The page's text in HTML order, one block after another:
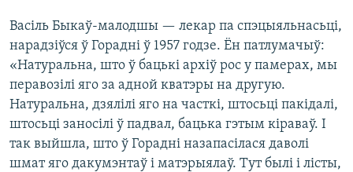
Васіль Быкаў-малодшы — лекар па спэцыяльнасьці,
нарадзіўся ў Горадні ў 1957 годзе. Ён патлумачыў:
«Натуральна, што ў бацькі архіў рос у памерах, мы
перавозілі яго за адной кватэры на другую.
Натуральна, дзялілі яго на часткі, штосьці пакідалі,
штосьці заносілі ў падвал, бацька гэтым кіраваў. І
так выйшла, што ў Горадні назапасілася даволі
шмат яго дакумэнтаў і матэрыялаў. Тут былі і лісты,